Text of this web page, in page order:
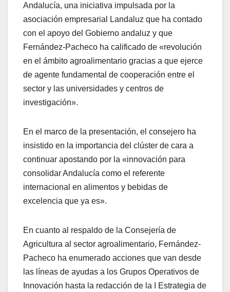
Andalucía, una iniciativa impulsada por la
asociación empresarial Landaluz que ha contado
con el apoyo del Gobierno andaluz y que
Fernández-Pacheco ha calificado de «revolución
en el ámbito agroalimentario gracias a que ejerce
de agente fundamental de cooperación entre el
sector y las universidades y centros de
investigación».
En el marco de la presentación, el consejero ha
insistido en la importancia del clúster de cara a
continuar apostando por la «innovación para
consolidar Andalucía como el referente
internacional en alimentos y bebidas de
excelencia que ya es».
En cuanto al respaldo de la Consejería de
Agricultura al sector agroalimentario, Fernández-
Pacheco ha enumerado acciones que van desde
las líneas de ayudas a los Grupos Operativos de
Innovación hasta la redacción de la I Estrategia de